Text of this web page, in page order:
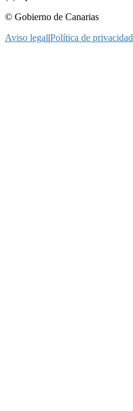
© Gobierno de Canarias
Aviso legal|Política de privacidad